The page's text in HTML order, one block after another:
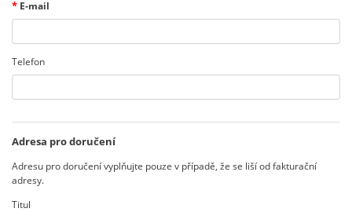
* E-mail
Telefon
Adresa pro doručení
Adresu pro doručení vyplňujte pouze v případě, že se liší od fakturační
adresy.
Titul